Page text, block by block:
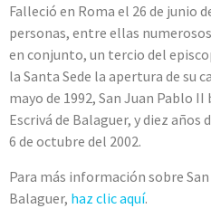
Falleció en Roma el 26 de junio
personas, entre ellas
en conjunto, un tercio del
la Santa Sede la apertura de su
mayo de 1992, San Juan Pablo
Escrivá de Balaguer, y diez
6 de octubre del 2002.
Para más información sobre
Balaguer, haz clic aquí.